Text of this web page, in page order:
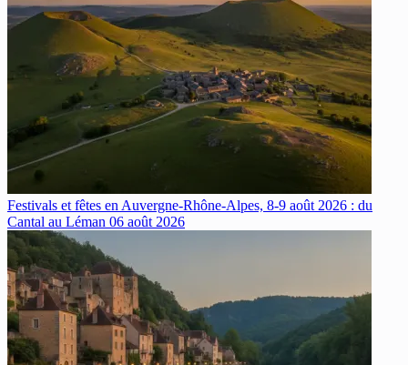
Festivals et fêtes en Auvergne-Rhône-Alpes, 8-9 août 2026 : du
Cantal au Léman 06 août 2026